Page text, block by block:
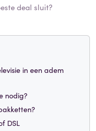
deal sluit?
in een adem
nodig?
DSL